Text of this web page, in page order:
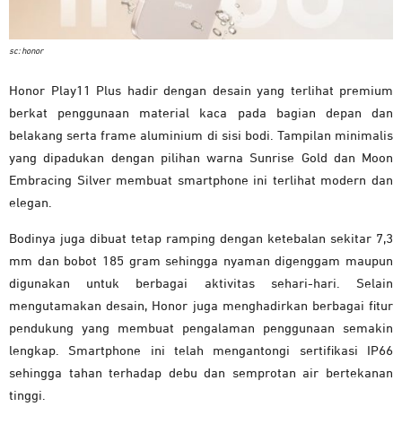
sc: honor
Honor Play11 Plus hadir dengan desain yang terlihat premium
berkat penggunaan material kaca pada bagian depan dan
belakang serta frame aluminium di sisi bodi. Tampilan minimalis
yang dipadukan dengan pilihan warna Sunrise Gold dan Moon
Embracing Silver membuat smartphone ini terlihat modern dan
elegan.
Bodinya juga dibuat tetap ramping dengan ketebalan sekitar 7,3
mm dan bobot 185 gram sehingga nyaman digenggam maupun
digunakan untuk berbagai aktivitas sehari-hari. Selain
mengutamakan desain, Honor juga menghadirkan berbagai fitur
pendukung yang membuat pengalaman penggunaan semakin
lengkap. Smartphone ini telah mengantongi sertifikasi IP66
sehingga tahan terhadap debu dan semprotan air bertekanan
tinggi.